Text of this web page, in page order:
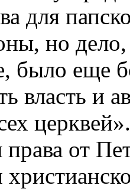
для
но дело,
было еще
власть и
права от